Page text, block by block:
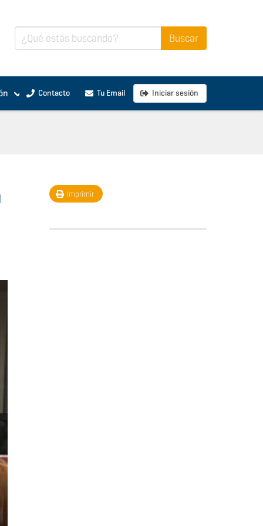
Contacto Tu Email Iniciar sesión
Imprimir